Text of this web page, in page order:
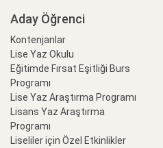
Aday Öğrenci
Kontenjanlar
Lise Yaz Okulu
Eğitimde Fırsat Eşitliği Burs
Programı
Lise Yaz Araştırma Programı
Lisans Yaz Araştırma
Programı
Liseliler için Özel Etkinlikler